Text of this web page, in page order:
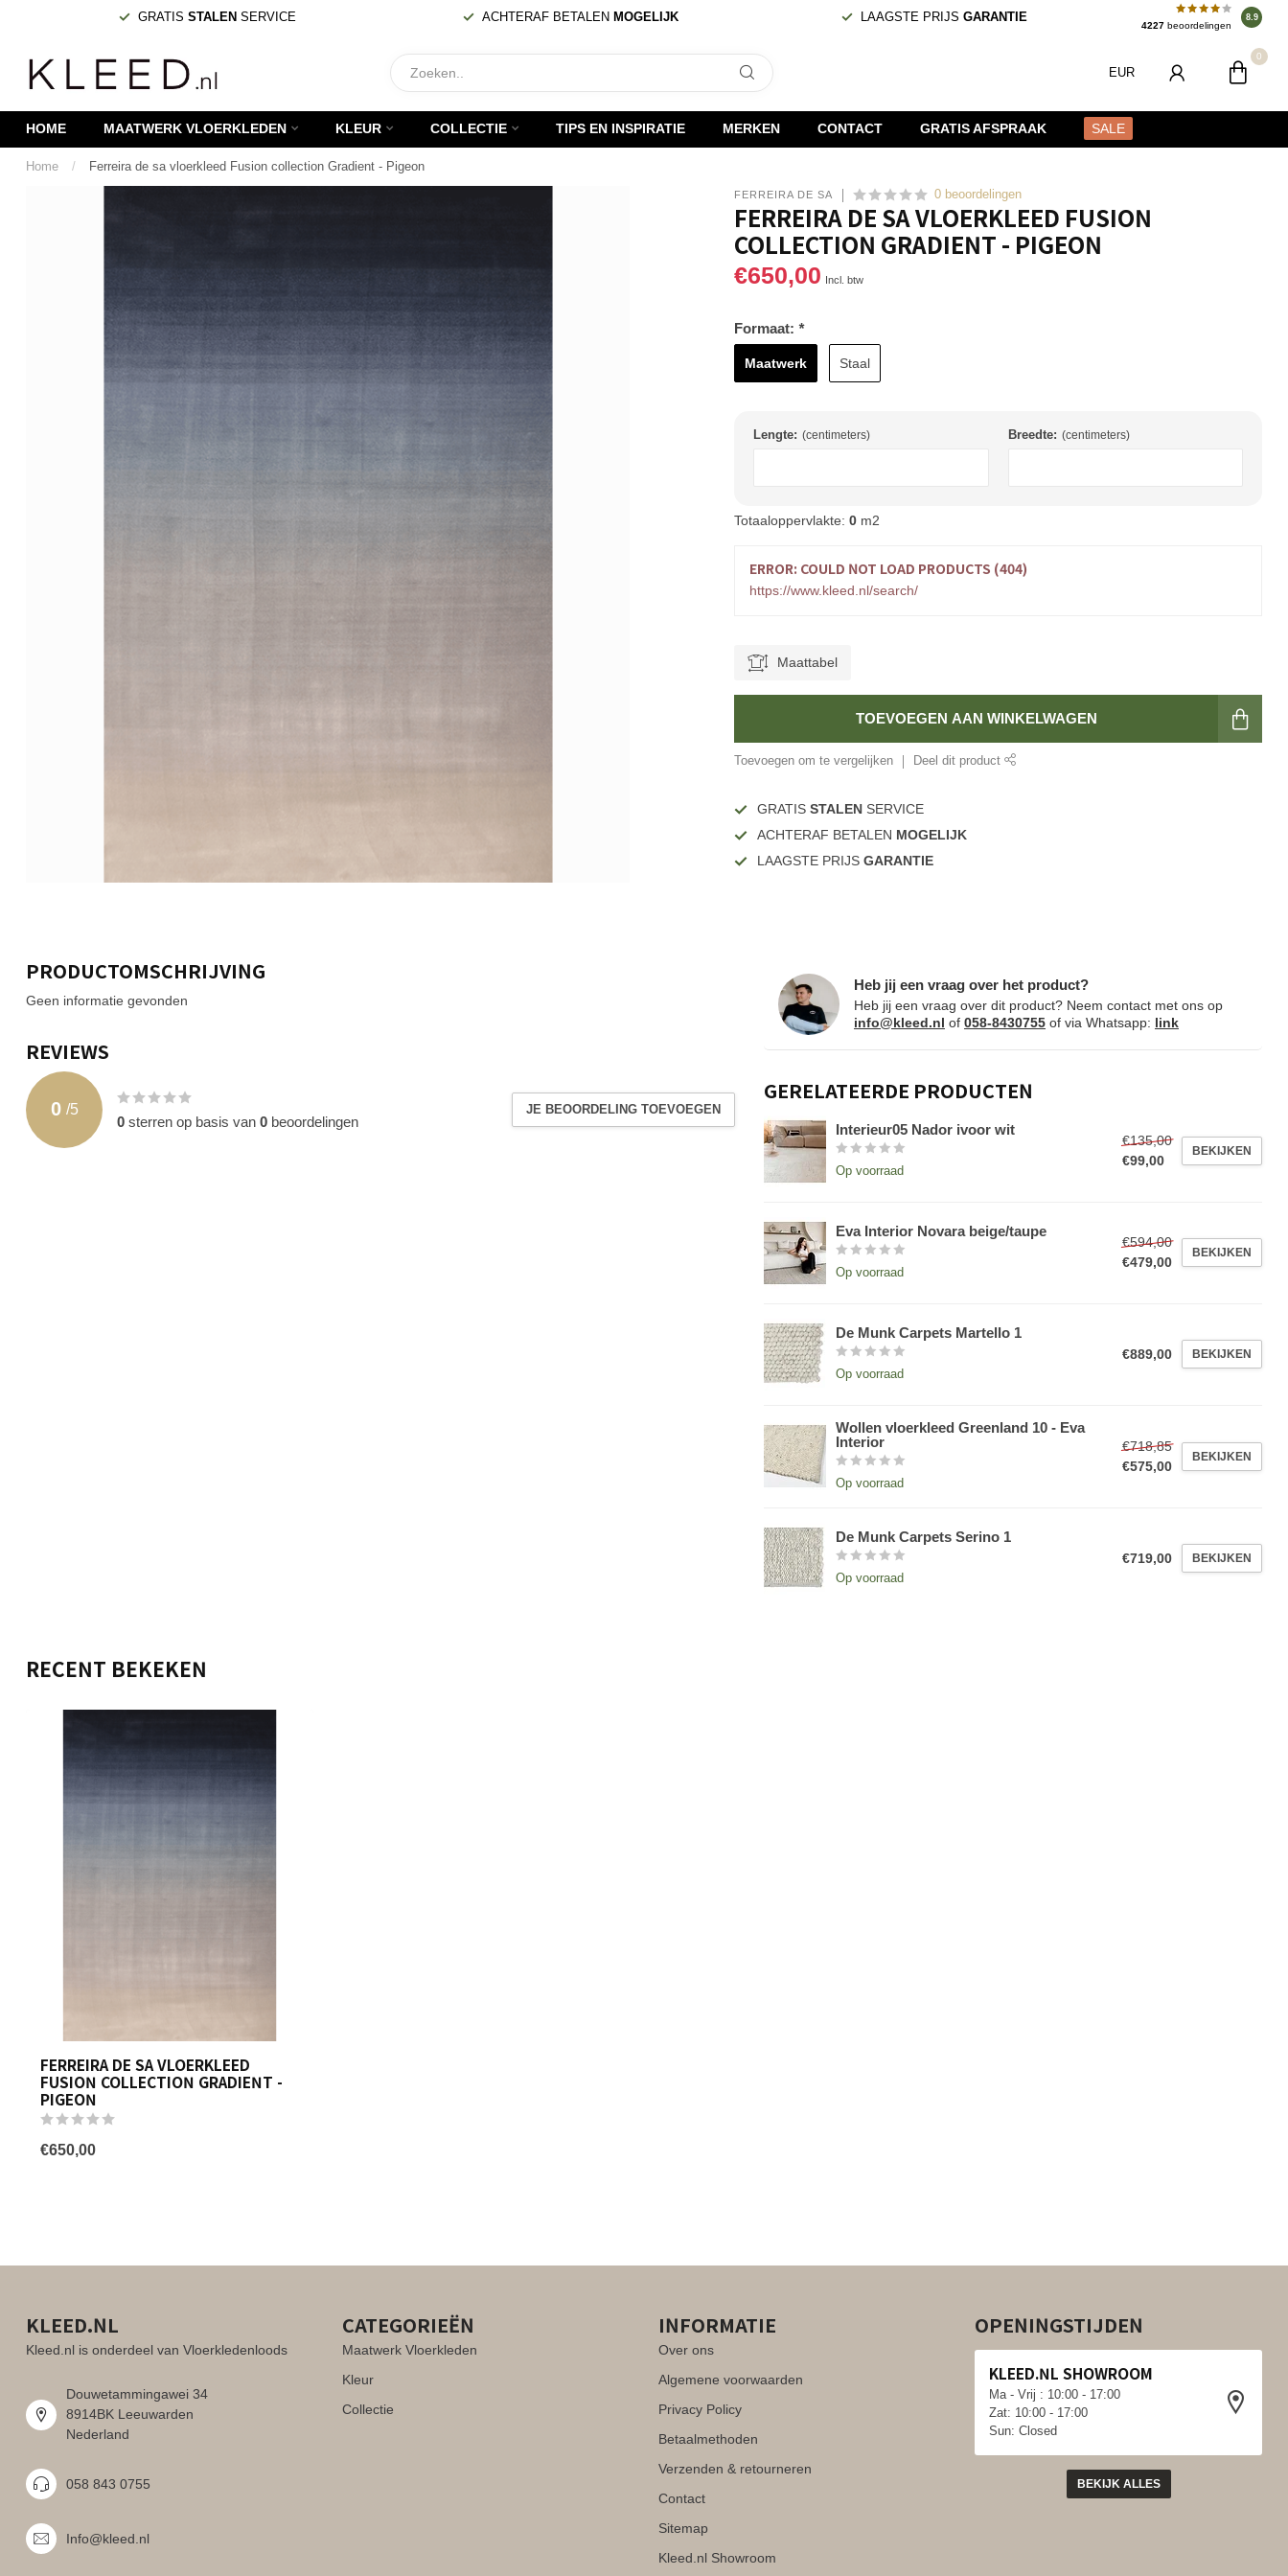
GRATIS STALEN SERVICE ACHTERAF BETALEN MOGELIJK LAAGSTE PRIJS GARANTIE
4227 beoordelingen
8.9
EUR
0
HOME MAATWERK VLOERKLEDEN KLEUR COLLECTIE TIPS EN INSPIRATIE MERKEN CONTACT GRATIS AFSPRAAK SALE
Home / Ferreira de sa vloerkleed Fusion collection Gradient - Pigeon
FERREIRA DE SÁ 0 beoordelingen
FERREIRA DE SA VLOERKLEED FUSION
COLLECTION GRADIENT - PIGEON
€650,00 Incl. btw
Formaat:*
Maatwerk Staal
Lengte: (centimeters) Breedte: (centimeters)
Totaaloppervlakte:0 m2
ERROR: COULD NOT LOAD PRODUCTS (404)
https://www.kleed.nl/search/
Maattabel
TOEVOEGEN AAN WINKELWAGEN
Toevoegen om te vergelijken Deel dit product
GRATISSTALEN SERVICE
ACHTERAF BETALEN MOGELIJK
LAAGSTE PRIJSGARANTIE
PRODUCTOMSCHRIJVING
Geen informatie gevonden
REVIEWS
0 /5
0 sterren op basis van 0 beoordelingen
JE BEOORDELING TOEVOEGEN
Heb jij een vraag over het product?
Heb jij een vraag over dit product? Neem contact met ons op
info@kleed.nl of 058-8430755 of via Whatsapp: link
GERELATEERDE PRODUCTEN
Interieur05 Nador ivoor wit
Op voorraad
€135,00
€99,00
BEKIJKEN
Eva Interior Novara beige/taupe
Op voorraad
€594,00
€479,00
BEKIJKEN
De Munk Carpets Martello 1
Op voorraad
€889,00 BEKIJKEN
Wollen vloerkleed Greenland 10 - Eva
Interior
Op voorraad
€718,85
€575,00
BEKIJKEN
De Munk Carpets Serino 1
Op voorraad
€719,00 BEKIJKEN
RECENT BEKEKEN
FERREIRA DE SA VLOERKLEED
FUSION COLLECTION GRADIENT -
PIGEON
€650,00
KLEED.NL
Kleed.nl is onderdeel van Vloerkledenloods
Douwetammingawei 34
8914BK Leeuwarden
Nederland
058 843 0755
Info@kleed.nl
CATEGORIEËN
Maatwerk Vloerkleden
Kleur
Collectie
INFORMATIE
Over ons
Algemene voorwaarden
Privacy Policy
Betaalmethoden
Verzenden & retourneren
Contact
Sitemap
Kleed.nl Showroom
OPENINGSTIJDEN
KLEED.NL SHOWROOM
Ma - Vrij : 10:00 - 17:00
Zat: 10:00 - 17:00
Sun: Closed
BEKIJK ALLES